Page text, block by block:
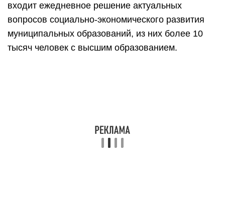
входит ежедневное решение актуальных
вопросов социально-экономического развития
муниципальных образований, из них более 10
тысяч человек с высшим образованием.